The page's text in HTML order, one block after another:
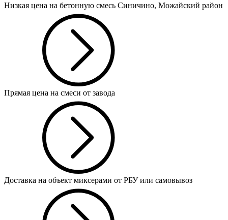
Низкая цена на бетонную смесь Синичино, Можайский район
Прямая цена на смеси от завода
Доставка на объект миксерами от РБУ или самовывоз